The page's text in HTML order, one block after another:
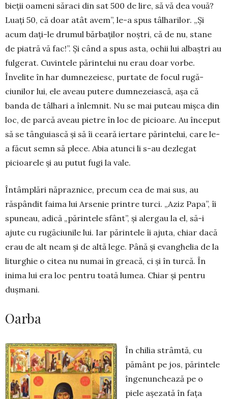
bieții oameni săraci din sat 500 de lire, să vă dea vouă?
Luați 50, că doar atât avem”, le-a spus tâlharilor. „Și
acum dați-le dru­mul bărbaților noștri, că de nu, stane
de piatră vă fac!”. Și când a spus asta, ochii lui albaștri au
fulgerat. Cuvintele părintelui nu erau doar vorbe.
Învelite în har dumnezeiesc, purtate de focul rugă­
ciunilor lui, ele aveau putere dumnezeiască, așa că
banda de tâlhari a înlemnit. Nu se mai puteau mișca din
loc, de parcă aveau pietre în loc de picioare. Au început
să se tânguiască și să îi ceară iertare pă­rin­telui, care le-
a făcut semn să plece. Abia atunci li s-au dezlegat
picioarele și au putut fugi la vale.
Întâmplări năpraznice, precum cea de mai sus, au
răspândit faima lui Arsenie printre turci. „Aziz Papa”, îi
spuneau, adică „părintele sfânt”, și aler­gau la el, să-i
ajute cu rugăciunile lui. Iar părintele îi ajuta, chiar dacă
erau de alt neam și de altă lege. Până și evanghelia de la
liturghie o citea nu numai în greacă, ci și în turcă. În
inima lui era loc pentru toată lumea. Chiar și pentru
dușmani.
Oarba
În chilia strâmtă, cu
pământ pe jos, părintele
îngenunchează pe o
piele așezată în fața